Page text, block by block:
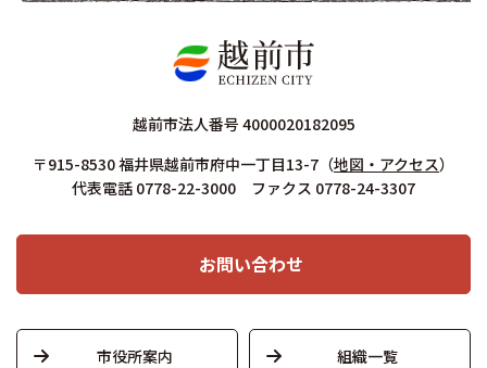
越前市法人番号 4000020182095
〒915-8530 福井県越前市府中一丁目13-7 （地図・アクセス）
代表電話 0778-22-3000 ファクス 0778-24-3307
お問い合わせ
市役所案内 組織一覧